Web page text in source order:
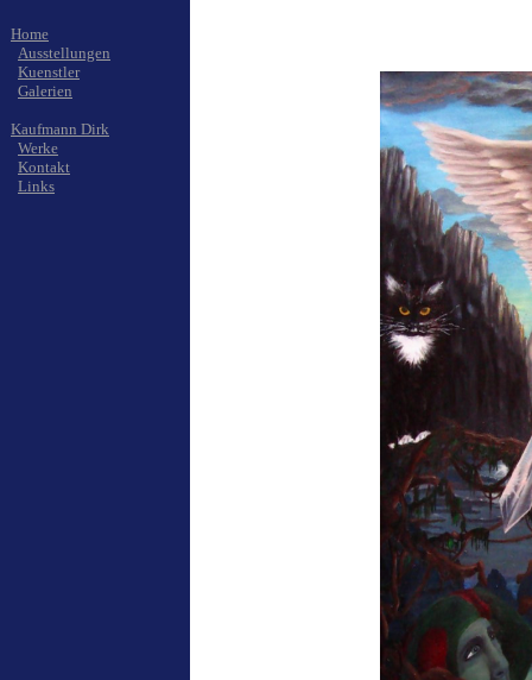
Home
Ausstellungen
Kuenstler
Galerien
Kaufmann Dirk
Werke
Kontakt
Links